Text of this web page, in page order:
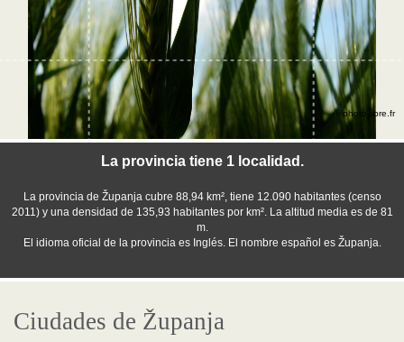
La provincia tiene 1 localidad.
La provincia de Županja cubre 88,94 km², tiene 12.090 habitantes (censo
2011) y una densidad de 135,93 habitantes por km². La altitud media es de 81
m.
El idioma oficial de la provincia es Inglés. El nombre español es Županja.
©photo-libre.fr
Ciudades de Županja